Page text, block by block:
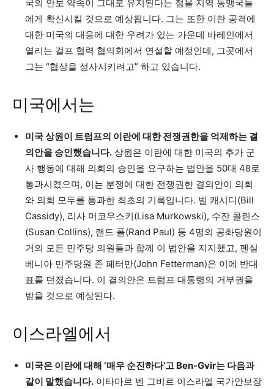
국의 안보 약속이 그대로 유지된다는 점을 지역 동맹국들
에게 확신시킬 것으로 예상됩니다. 그는 또한 이란 공격에
대한 미국의 대응에 대한 우려가 있는 가운데 바레인에서
열리는 걸프 협력 협의회에서 연설할 예정인데, 그곳에서
그는 “협상을 성사시키려고” 하고 있습니다.
미국에서는
미국 상원이 트럼프의 이란에 대한 전쟁권한을 억제하는 결
의안을 승인했습니다. 상원은 이란에 대한 미국의 추가 군
사 행동에 대해 의회의 승인을 요구하는 법안을 50대 48로
통과시켰으며, 이는 분쟁에 대한 전쟁권한 결의안이 의회
와 의회 모두를 통과한 최초의 기록입니다. 빌 캐시디(Bill
Cassidy), 리사 머코우스키(Lisa Murkowski), 수잔 콜린스
(Susan Collins), 랜드 폴(Rand Paul) 등 4명의 공화당원이
거의 모든 민주당 의원들과 함께 이 법안을 지지했고, 펜실
베니아 민주당원 존 페터만(John Fetterman)은 이에 반대
표를 던졌습니다. 이 결의안은 트럼프 대통령의 거부권을
받을 것으로 예상된다.
이스라엘에서
미국은 이란에 대해 ‘매우 순진하다’고 Ben-Gvir는 다음과
같이 말했습니다. 이타마르 벤 그비르 이스라엘 국가안보장